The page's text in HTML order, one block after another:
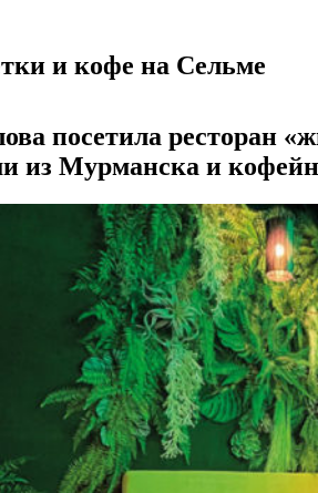
и кофе на Сельме
посетила ресторан
из Мурманска и